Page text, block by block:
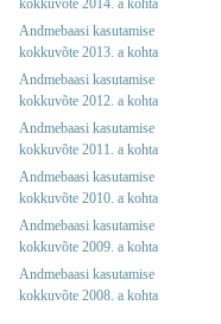
kokkuvõte 2014. a kohta
Andmebaasi kasutamise
kokkuvõte 2013. a kohta
Andmebaasi kasutamise
kokkuvõte 2012. a kohta
Andmebaasi kasutamise
kokkuvõte 2011. a kohta
Andmebaasi kasutamise
kokkuvõte 2010. a kohta
Andmebaasi kasutamise
kokkuvõte 2009. a kohta
Andmebaasi kasutamise
kokkuvõte 2008. a kohta